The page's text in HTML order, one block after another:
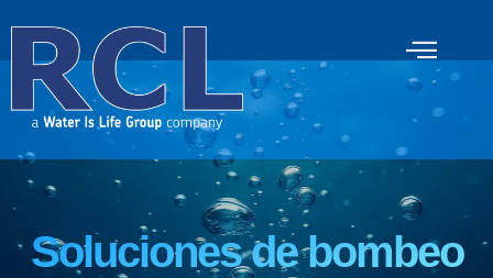
Soluciones de bombeo